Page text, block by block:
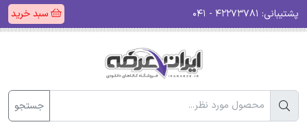
پشتیبانی: سبد خرید
جستجو